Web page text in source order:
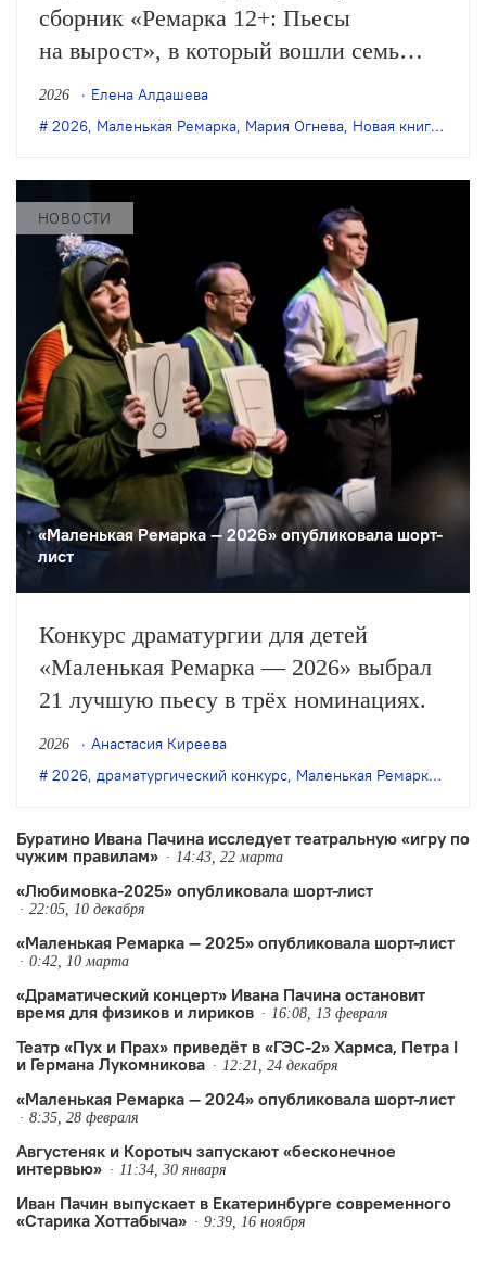
сборник «Ремарка 12+: Пьесы
на вырост», в который вошли семь
пьес-победительниц «Маленькой
Ремарки» разных лет.
2026
Елена Алдашева
2026 Маленькая Ремарка Мария Огнева Новая книга ,
НОВОСТИ
«Маленькая Ремарка — 2026» опубликовала шорт-
лист
Конкурс драматургии для детей
«Маленькая Ремарка — 2026» выбрал
21 лучшую пьесу в трёх номинациях.
2026
Анастасия Киреева
2026 драматургический конкурс Маленькая Ремарка ,
Буратино Ивана Пачина исследует театральную «игру по
чужим правилам»
14:43, 22 марта
«Любимовка-2025» опубликовала шорт-лист
22:05, 10 декабря
«Маленькая Ремарка — 2025» опубликовала шорт-лист
0:42, 10 марта
«Драматический концерт» Ивана Пачина остановит
время для физиков и лириков
16:08, 13 февраля
Театр «Пух и Прах» приведёт в «ГЭС-2» Хармса, Петра I
и Германа Лукомникова
12:21, 24 декабря
«Маленькая Ремарка — 2024» опубликовала шорт-лист
8:35, 28 февраля
Августеняк и Коротыч запускают «бесконечное
интервью»
11:34, 30 января
Иван Пачин выпускает в Екатеринбурге современного
«Старика Хоттабыча»
9:39, 16 ноября